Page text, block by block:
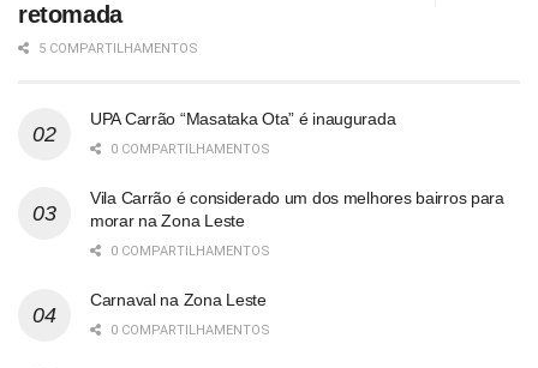
retomada
5 COMPARTILHAMENTOS
UPA Carrão “Masataka Ota” é inaugurada
0 COMPARTILHAMENTOS
Vila Carrão é considerado um dos melhores bairros para
morar na Zona Leste
0 COMPARTILHAMENTOS
Carnaval na Zona Leste
0 COMPARTILHAMENTOS